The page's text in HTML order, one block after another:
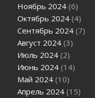
Ноябрь 2024 (6)
Октябрь 2024 (4)
Сентябрь 2024 (7)
Август 2024 (3)
Июль 2024 (2)
Июнь 2024 (14)
Май 2024 (10)
Апрель 2024 (15)